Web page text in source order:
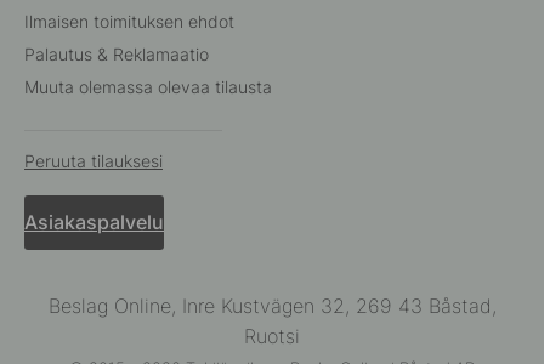
Ilmaisen toimituksen ehdot
Palautus & Reklamaatio
Muuta olemassa olevaa tilausta
Peruuta tilauksesi
Asiakaspalvelu
Beslag Online, Inre Kustvägen 32, 269 43 Båstad,
Ruotsi